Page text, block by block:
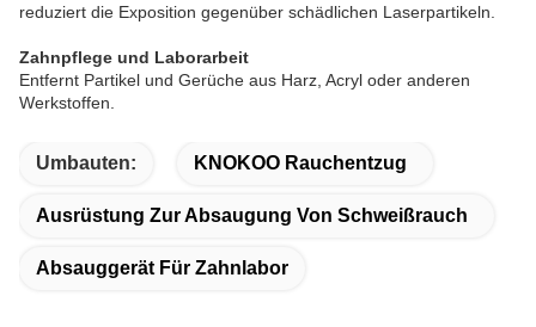
reduziert die Exposition gegenüber schädlichen Laserpartikeln.
Zahnpflege und Laborarbeit
Entfernt Partikel und Gerüche aus Harz, Acryl oder anderen
Werkstoffen.
Umbauten: KNOKOO Rauchentzug
Ausrüstung Zur Absaugung Von Schweißrauch
Absauggerät Für Zahnlabor